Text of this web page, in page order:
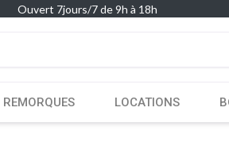
Ouvert 7jours/7 de 9h à 18h
REMORQUES LOCATIONS